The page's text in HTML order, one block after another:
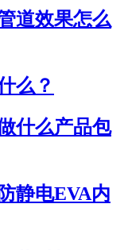
道效果怎么
么？
什么产品包
静电EVA内